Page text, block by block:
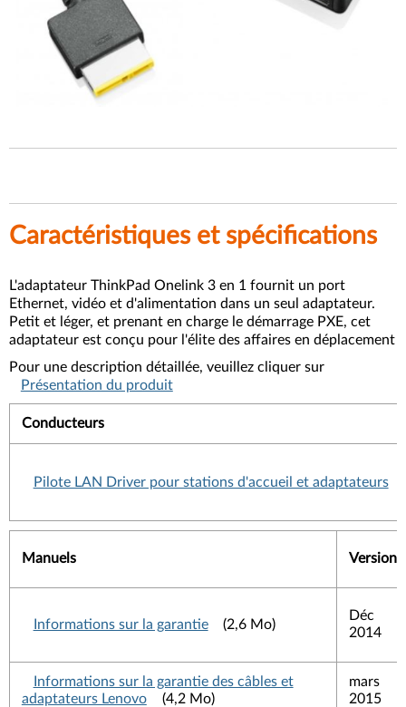
Caractéristiques et spécifications
L'adaptateur ThinkPad Onelink 3 en 1 fournit un port
Ethernet, vidéo et d'alimentation dans un seul adaptateur.
Petit et léger, et prenant en charge le démarrage PXE, cet
adaptateur est conçu pour l'élite des affaires en déplacement
Pour une description détaillée, veuillez cliquer sur
Présentation du produit
Conducteurs
Pilote LAN Driver pour stations d'accueil et adaptateurs
Manuels Version
Informations sur la garantie (2,6 Mo)
Déc
2014
Informations sur la garantie des câbles et
adaptateurs Lenovo
(4,2 Mo)
mars
2015